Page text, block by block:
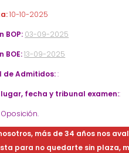
10-10-2025
BOP: 03-09-2025
BOE:13-09-2025
de Admitidos::
fecha y tribunal examen::
Oposición.
más de 34 años nos
para no quedarte sin plaza,